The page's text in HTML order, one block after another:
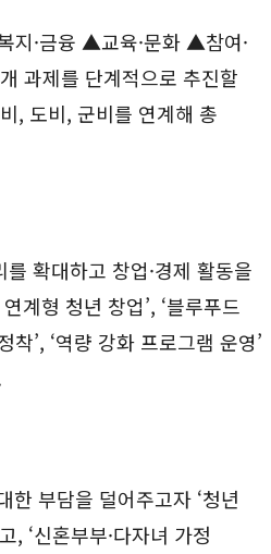
·금융 ▲교육·문화 ▲참여·
과제를 단계적으로 추진할
, 도비, 군비를 연계해 총
를 확대하고 창업·경제 활동을
계형 청년 창업’, ‘블루푸드
착’, ‘역량 강화 프로그램 운영’
한 부담을 덜어주고자 ‘청년
, ‘신혼부부·다자녀 가정